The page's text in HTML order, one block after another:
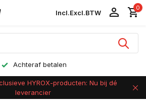
Incl.Excl.BTW
0
Achteraf betalen
HYROX-producten: Nu bij dé
leverancier